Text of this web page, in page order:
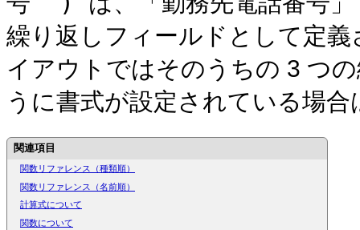
繰り返しフィールドとして定
イアウトではそのうちの 3 つ
うに書式が設定されている場合
関連項目
関数リファレンス（種類順）
関数リファレンス（名前順）
計算式について
関数について